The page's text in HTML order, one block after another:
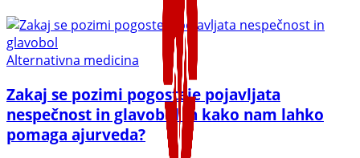
Alternativna medicina
Zakaj se pozimi pogosteje pojavljata
nespečnost in glavobol in kako nam lahko
pomaga ajurveda?